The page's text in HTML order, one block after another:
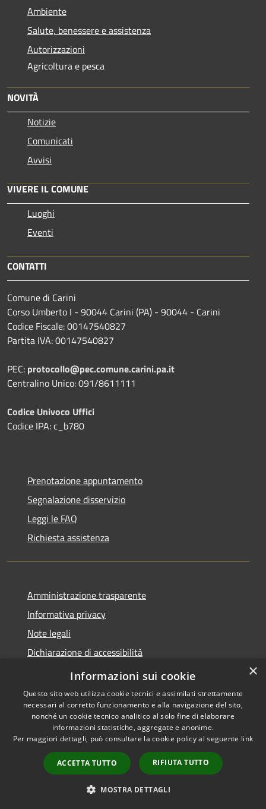
Ambiente
Salute, benessere e assistenza
Autorizzazioni
Agricoltura e pesca
NOVITÀ
Notizie
Comunicati
Avvisi
VIVERE IL COMUNE
Luoghi
Eventi
CONTATTI
Comune di Carini
Corso Umberto I - 90044 Carini (PA) - 90044 - Carini
Codice Fiscale: 00147540827
Partita IVA: 00147540827
PEC: protocollo@pec.comune.carini.pa.it
Centralino Unico: 091/8611111
Codice Univoco Uffici
Codice IPA: c_b780
Prenotazione appuntamento
Segnalazione disservizio
Leggi le FAQ
Richiesta assistenza
Amministrazione trasparente
Informativa privacy
Note legali
Dichiarazione di accessibilità
Privacy e protezione dei dati
Accessibilità
Copyright © 2026 • Comune di
Carini • Powered by
Municipium•
Accesso
redazione
×
Informazioni sui cookie
Questo sito web utilizza cookie tecnici e assimilati strettamente
necessari al corretto funzionamento e alla navigazione del sito,
nonché un cookie tecnico analitico al solo fine di elaborare
informazioni statistiche, aggregate e anonime.
Per maggiori dettagli, può consultare la cookie policy al seguente link
ACCETTA TUTTO RIFIUTA TUTTO
MOSTRA DETTAGLI